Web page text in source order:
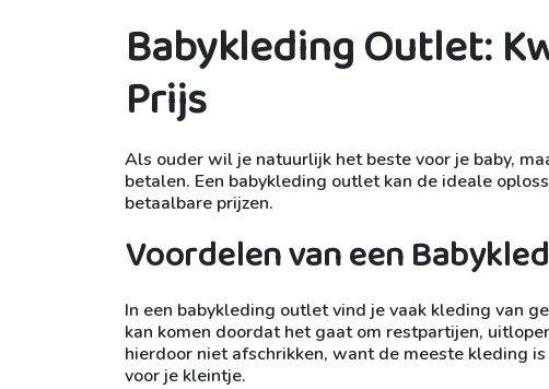
Babykleding Outlet:
Prijs
Als ouder wil je natuurlijk het beste voor je baby,
betalen. Een babykleding outlet kan de ideale
betaalbare prijzen.
Voordelen van een
In een babykleding outlet vind je vaak kleding van
kan komen doordat het gaat om restpartijen,
hierdoor niet afschrikken, want de meeste kleding
voor je kleintje.